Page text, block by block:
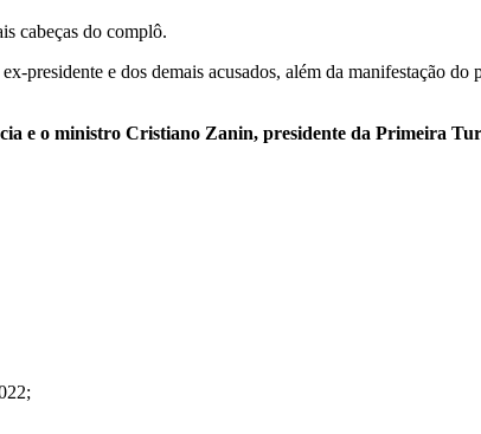
cabeças do complô.
presidente e dos demais acusados, além da manifestação
e o ministro Cristiano Zanin, presidente da Primeira